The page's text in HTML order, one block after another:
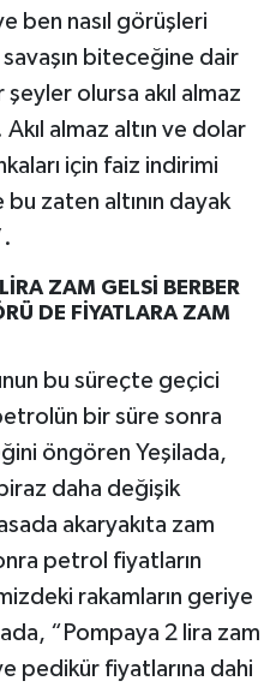
ben nasıl görüşleri
biteceğine dair
şeyler olursa akıl almaz
Akıl almaz altın ve dolar
için faiz indirimi
bu zaten altının dayak
ZAM GELSİ BERBER
DE FİYATLARA ZAM
bu süreçte geçici
bir süre sonra
öngören Yeşilada,
daha değişik
akaryakıta zam
petrol fiyatların
rakamların geriye
“Pompaya 2 lira zam
pedikür fiyatlarına dahi